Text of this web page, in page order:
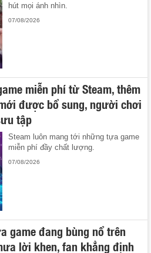
hút mọi ánh nhìn.
07/08/2026
miễn phí từ Steam, thêm
được bổ sung, người chơi
tập
Steam luôn mang tới những tựa game
miễn phí đầy chất lượng.
07/08/2026
game đang bùng nổ trên
lời khen, fan khẳng định